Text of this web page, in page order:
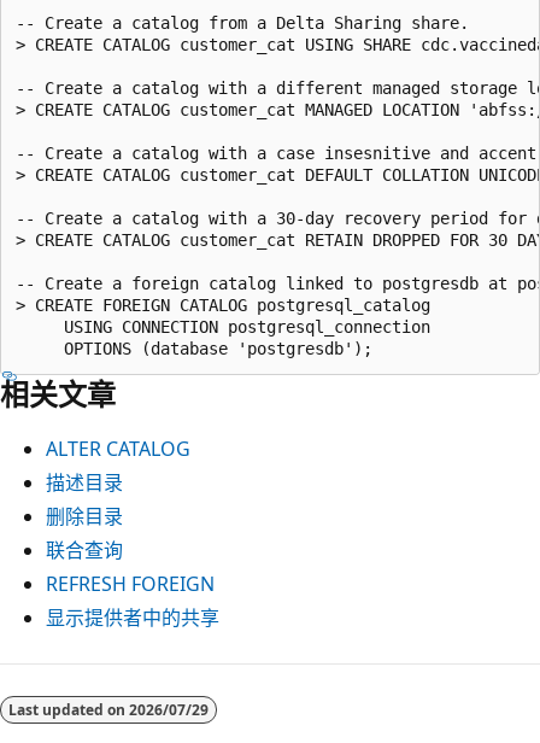
-- Create a catalog from a Delta Sharing share.
> CREATE CATALOG customer_cat USING SHARE
-- Create a catalog with a different managed storage
> CREATE CATALOG customer_cat MANAGED
-- Create a catalog with a case insesnitive and
> CREATE CATALOG customer_cat DEFAULT COLLATION
-- Create a catalog with a 30-day recovery period for
> CREATE CATALOG customer_cat RETAIN DROPPED FOR 30
-- Create a foreign catalog linked to postgresdb at
> CREATE FOREIGN CATALOG postgresql_catalog
     USING CONNECTION postgresql_connection
相关文章
ALTER CATALOG
描述目录
删除目录
联合查询
REFRESH FOREIGN
显示提供者中的共享
Last updated on 2026/07/29